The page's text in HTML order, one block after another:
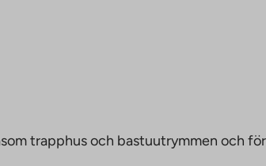
trapphus och bastuutrymmen och